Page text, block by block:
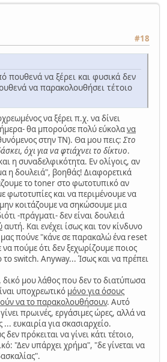
#18
πουθενά να ξέρει και φυσικά δεν
να παρακολουθήσει τέτοιο
να ξέρει π.χ. να δίνει
θα μπορούσε πολύ εύκολανα
στην ΤΝ). Θα μου πεις: Στο
όχι για να φτιάχνει το δίκτυο.
η συναδελφικότητα. Εν ολίγοις, αν
η δουλειά", βοηθάς! Διαφορετικά
το toner στο φωτοτυπικό αν
φωτοτυπίες και να περιμένουμε να
κοιτάζουμε να σηκώσουμε μια
-πράγματι- δεν είναι δουλειά
αυτή. Και ενέχει ίσως και τον κίνδυνο
μας πούνε "κάνε σε παρακαλώ ένα reset
πούμε ότι δεν ξεχωρίζουμε ποιος
το switch. Anyway... Ίσως και να πρέπει
δικό μου λάθος που δεν το διατύπωσα
υποχρεωτικό μόνο για όσους
να το παρακολουθήσουν. Αυτό
πρωινές, εργάσιμες ώρες, αλλά να
... ευκαιρία για σκασιαρχείο.
πρόκειται να γίνει κάτι τέτοιο,
"Δεν υπάρχει χρήμα", "δε γίνεται να